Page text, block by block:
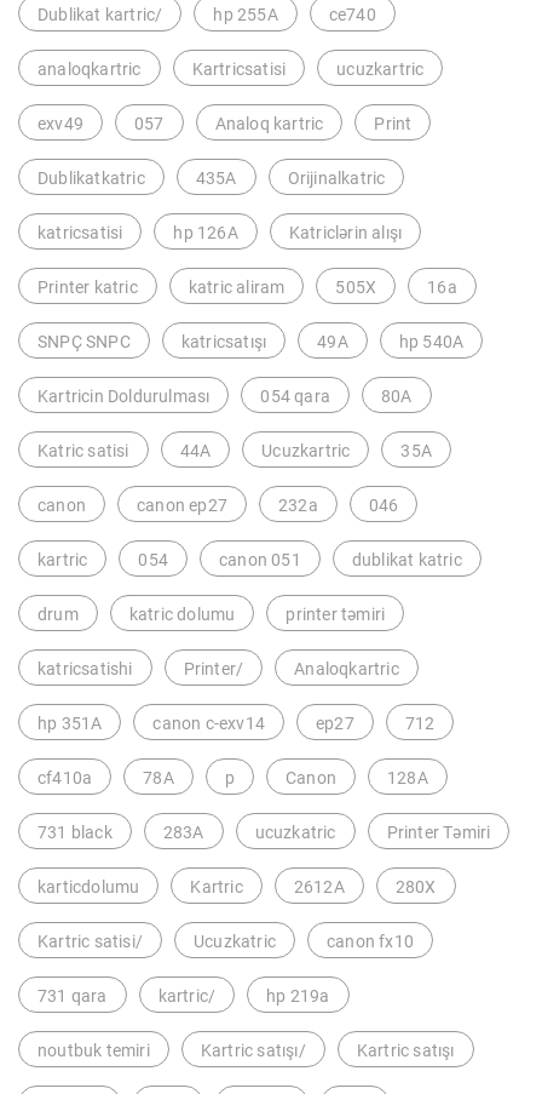
Dublikat kartric/ hp 255A ce740
analoqkartric Kartricsatisi ucuzkartric
exv49 057 Analoq kartric Print
Dublikatkatric 435A Orijinalkatric
katricsatisi hp 126A Katriclərin alışı
Printer katric katric aliram 505X 16a
SNPÇ SNPC katricsatışı 49A hp 540A
Kartricin Doldurulması 054 qara 80A
Katric satisi 44A Ucuzkartric 35A
canon canon ep27 232a 046
kartric 054 canon 051 dublikat katric
drum katric dolumu printer təmiri
katricsatishi Printer/ Analoqkartric
hp 351A canon c-exv14 ep27 712
cf410a 78A p Canon 128A
731 black 283A ucuzkatric Printer Təmiri
karticdolumu Kartric 2612A 280X
Kartric satisi/ Ucuzkatric canon fx10
731 qara kartric/ hp 219a
noutbuk temiri Kartric satışı/ Kartric satışı